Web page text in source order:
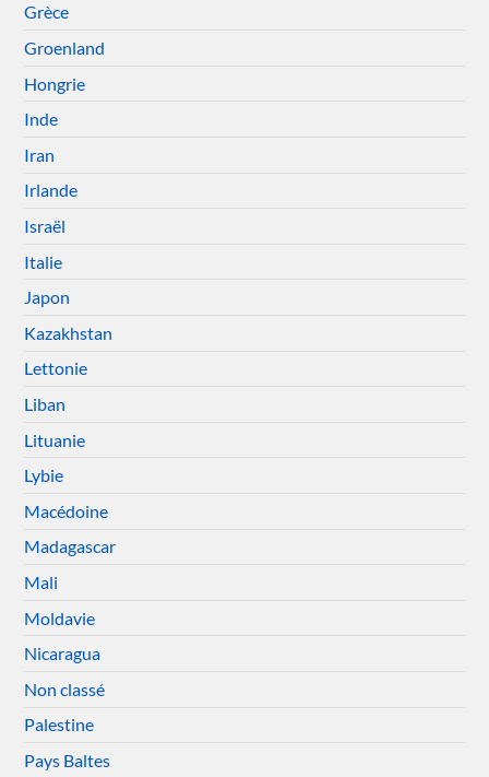
Grèce
Groenland
Hongrie
Inde
Iran
Irlande
Israël
Italie
Japon
Kazakhstan
Lettonie
Liban
Lituanie
Lybie
Macédoine
Madagascar
Mali
Moldavie
Nicaragua
Non classé
Palestine
Pays Baltes